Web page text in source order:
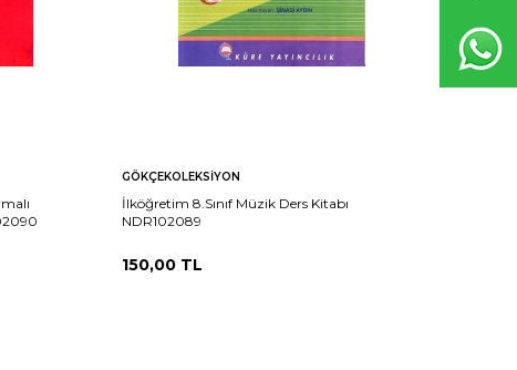
GÖKÇEKOLEKSIYON
İlköğretim 8.Sınıf Müzik Ders Kitabı
NDR102089
150,00 TL